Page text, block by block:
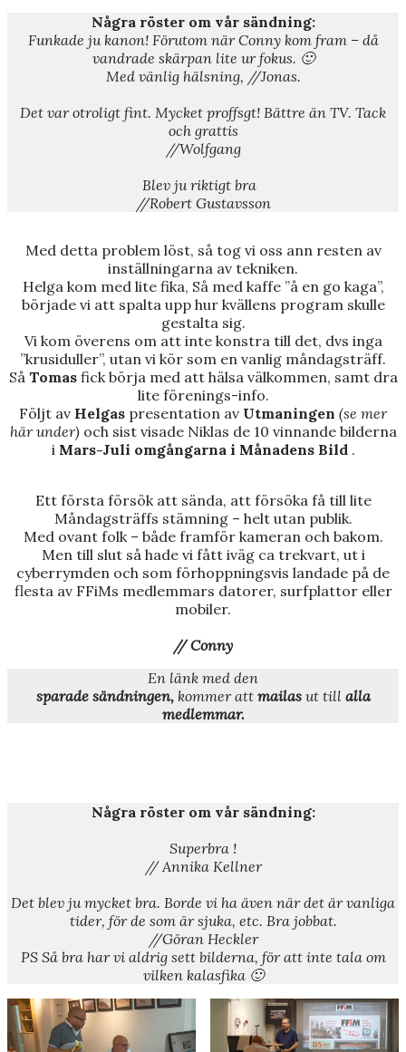
Några röster om vår sändning:
Funkade ju kanon! Förutom när Conny kom fram – då
vandrade skärpan lite ur fokus. 🙂
Med vänlig hälsning, //Jonas.
Det var otroligt fint. Mycket proffsgt! Bättre än TV. Tack
och grattis
//Wolfgang
Blev ju riktigt bra
//Robert Gustavsson
Med detta problem löst, så tog vi oss ann resten av
inställningarna av tekniken.
Helga kom med lite fika, Så med kaffe ”å en go kaga”,
började vi att spalta upp hur kvällens program skulle
gestalta sig.
Vi kom överens om att inte konstra till det, dvs inga
”krusiduller”, utan vi kör som en vanlig måndagsträff.
Så Tomasfick börja med att hälsa välkommen, samt dra
lite förenings-info.
Följt av Helgas presentation av Utmaningen (se mer
här under)och sist visade Niklas de 10 vinnande bilderna
i Mars-Juli omgångarna i Månadens Bild .
Ett första försök att sända, att försöka få till lite
Måndagsträffs stämning – helt utan publik.
Med ovant folk – både framför kameran och bakom.
Men till slut så hade vi fått iväg ca trekvart, ut i
cyberrymden och som förhoppningsvis landade på de
flesta av FFiMs medlemmars datorer, surfplattor eller
mobiler.
// Conny
En länk med den
sparade sändningen, kommer attmailas ut tillalla
medlemmar.
Några röster om vår sändning:
Superbra !
// Annika Kellner
Det blev ju mycket bra. Borde vi ha även när det är vanliga
tider, för de som är sjuka, etc. Bra jobbat.
//Göran Heckler
PS Så bra har vi aldrig sett bilderna, för att inte tala om
vilken kalasfika 🙂